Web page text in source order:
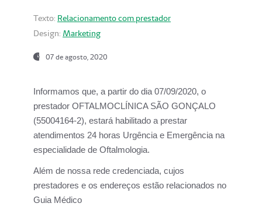
Texto: Relacionamento com prestador
Design: Marketing
07 de agosto, 2020
Informamos que, a partir do dia07/09/2020, o
prestador OFTALMOCLÍNICA SÃO GONÇALO
(55004164-2), estará habilitado a prestar
atendimentos 24 horas Urgência e Emergência na
especialidade de Oftalmologia.
Além de nossa rede credenciada, cujos
prestadores e os endereços estão relacionados no
Guia Médico